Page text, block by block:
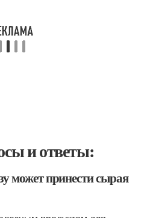
и ответы:
может принести сырая